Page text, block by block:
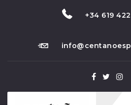
+34 619 422